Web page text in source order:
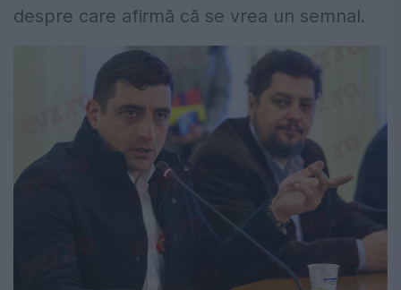
despre care afirmă că se vrea un semnal.